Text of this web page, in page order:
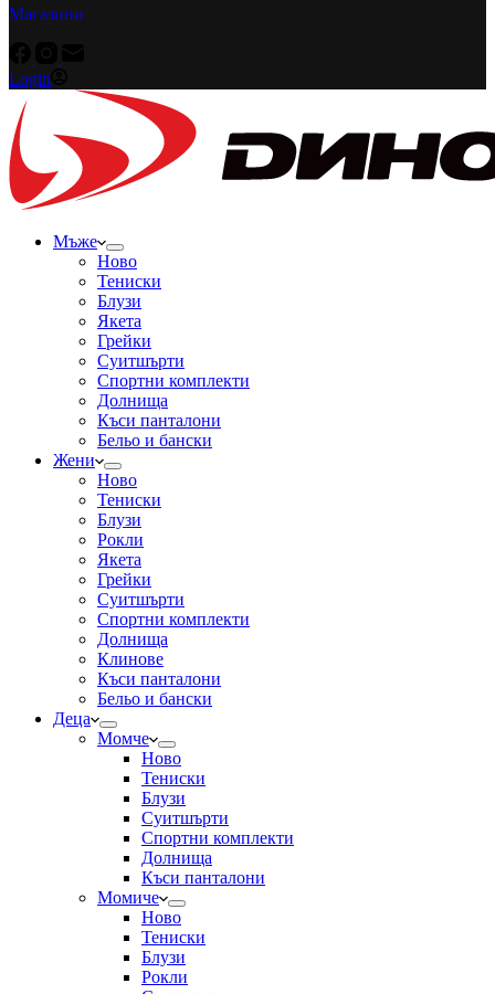
Магазини
Login
Мъже
Ново
Тениски
Блузи
Якета
Грейки
Суитшърти
Спортни комплекти
Долнища
Къси панталони
Бельо и бански
Жени
Ново
Тениски
Блузи
Рокли
Якета
Грейки
Суитшърти
Спортни комплекти
Долнища
Клинове
Къси панталони
Бельо и бански
Деца
Момче
Ново
Тениски
Блузи
Суитшърти
Спортни комплекти
Долнища
Къси панталони
Момиче
Ново
Тениски
Блузи
Рокли